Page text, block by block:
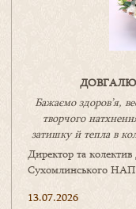
Бажаємо здоров’я,
творчого
затишкуйтепла в
Директор та
Сухомлинського
13.07.2026